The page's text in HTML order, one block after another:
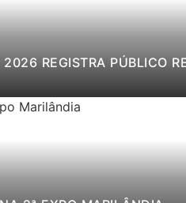
REGISTRA PÚBLICO